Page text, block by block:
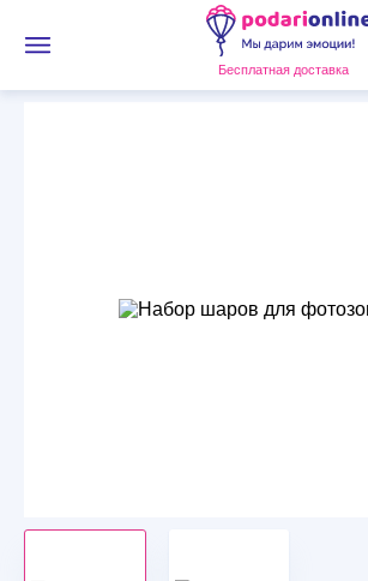
Бесплатная доставка